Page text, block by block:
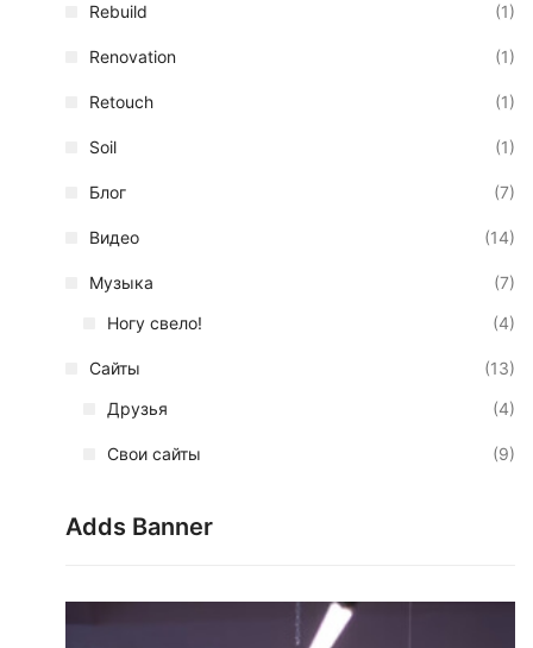
Rebuild (1)
Renovation (1)
Retouch (1)
Soil (1)
Блог (7)
Видео (14)
Музыка
(7)
Ногу свело!
(4)
Сайты
(13)
Друзья
(4)
Свои сайты (9)
Adds Banner